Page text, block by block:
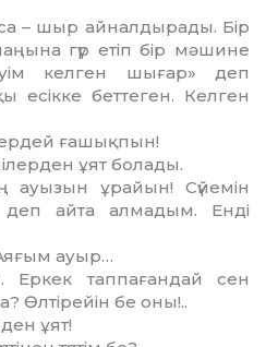
– шыр айналдырады. Бір
гүр етіп бір мәшине
келген шығар» деп
есікке беттеген. Келген
ға­шықпын!
ұят болады.
ауы­зын ұрайын! Сүйемін
айта алмадым. Енді
ауыр…
Еркек тап­пағандай сен
Өлтірейін бе оны!..
ұят!